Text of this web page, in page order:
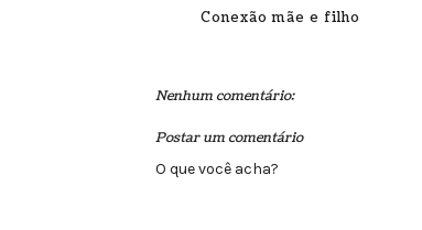
Conexão mãe e filho
Nenhum comentário:
Postar um comentário
O que você acha?